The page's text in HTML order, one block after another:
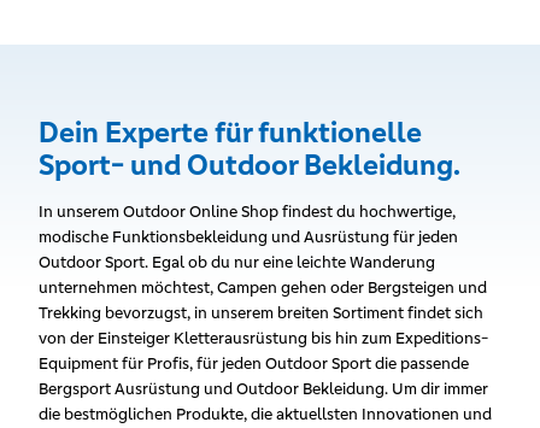
Dein Experte für funktionelle
Sport- und Outdoor Bekleidung.
In unserem Outdoor Online Shop findest du hochwertige,
modische Funktionsbekleidung und Ausrüstung für jeden
Outdoor Sport. Egal ob du nur eine leichte Wanderung
unternehmen möchtest, Campen gehen oder Bergsteigen und
Trekking bevorzugst, in unserem breiten Sortiment findet sich
von der Einsteiger Kletterausrüstung bis hin zum Expeditions-
Equipment für Profis, für jeden Outdoor Sport die passende
Bergsport Ausrüstung und Outdoor Bekleidung. Um dir immer
die bestmöglichen Produkte, die aktuellsten Innovationen und